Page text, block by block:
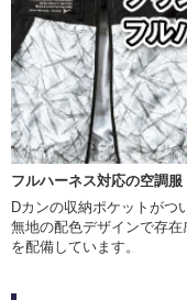
フルハーネス対応の空調服
Dカンの収納ポケットがつ
無地の配色デザインで存
を配備しています。